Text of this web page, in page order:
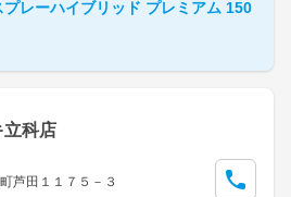
レーハイブリッド プレミアム 150
立科店
芦田１１７５－３